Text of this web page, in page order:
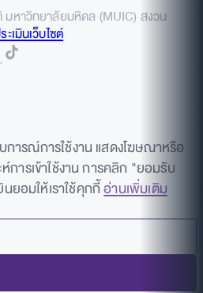
หาวิทยาลัยมหิดล (MUIC) สงวน
เมินเว็บไซต์
การณ์การใช้งาน แสดงโฆษณาหรือ
ห์การเข้าใช้งาน การคลิก "ยอมรับ
ยอมให้เราใช้คุกกี้อ่านเพิ่มเติม